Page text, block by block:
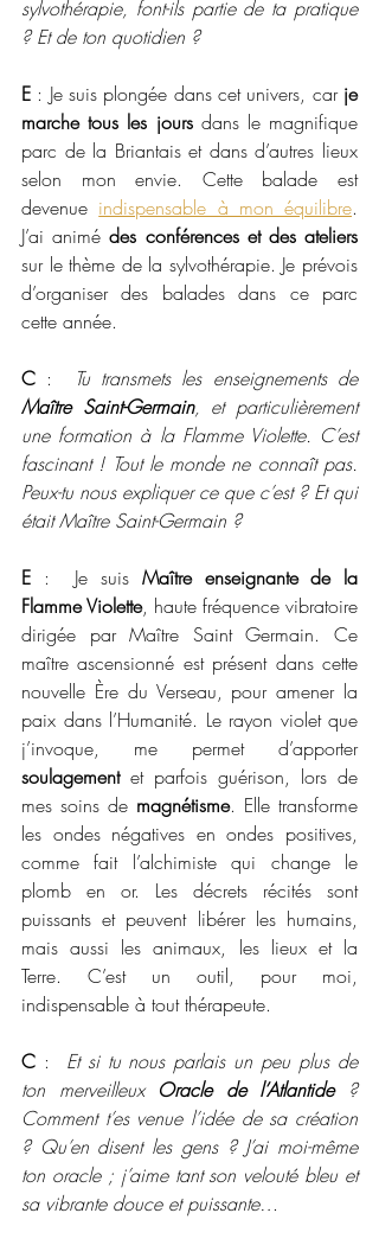
sylvothérapie, font-ils partie de ta pratique
? Et de ton quotidien ?
E : Je suis plongée dans cet univers, car je
marche tous les jours dans le magnifique
parc de la Briantais et dans d’autres lieux
selon mon envie. Cette balade est
devenue indispensable à mon équilibre.
J’ai animé des conférences et des ateliers
sur le thème de la sylvothérapie. Je prévois
d’organiser des balades dans ce parc
cette année.
C :
Tu transmets les enseignements de
Maître Saint-Germain, et particulièrement
une formation à la Flamme Violette. C’est
fascinant ! Tout le monde ne connaît pas.
Peux-tu nous expliquer ce que c’est ? Et qui
était Maître Saint-Germain ?
E :  Je suis Maître enseignante de la
Flamme Violette, haute fréquence vibratoire
dirigée par Maître Saint Germain. Ce
maître ascensionné est présent dans cette
nouvelle Ère du Verseau, pour amener la
paix dans l’Humanité. Le rayon violet que
j’invoque, me permet d’apporter
soulagement et parfois guérison, lors de
mes soins de magnétisme. Elle transforme
les ondes négatives en ondes positives,
comme fait l’alchimiste qui change le
plomb en or. Les décrets récités sont
puissants et peuvent libérer les humains,
mais aussi les animaux, les lieux et la
Terre. C’est un outil, pour moi,
indispensable à tout thérapeute.
C : Et si tu nous parlais un peu plus de
ton merveilleux Oracle de l’Atlantide ?
Comment t’es venue l’idée de sa création
? Qu’en disent les gens ? J’ai moi-même
ton oracle ; j’aime tant son velouté bleu et
sa vibrante douce et puissante…